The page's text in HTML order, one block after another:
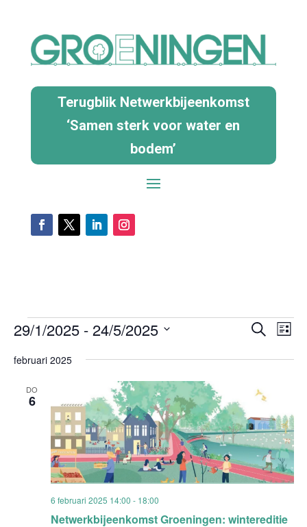
Terugblik Netwerkbijeenkomst
‘Samen sterk voor water en
bodem’
Evenementen
Zoeken
en
Zoeken
Lijst
29/1/2025 - 24/5/2025
datum.
februari 2025
DO
6
Netwerkbijeenkomst Groeningen: wintereditie
6 februari 2025 14:00 - 18:00